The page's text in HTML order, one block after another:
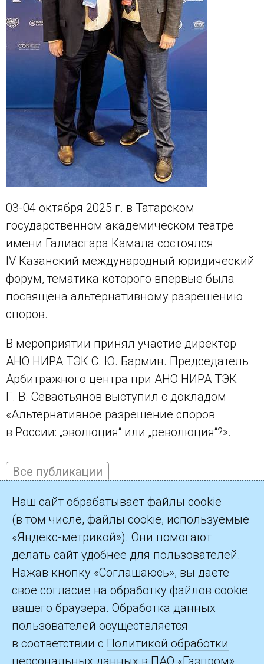
03-04 октября 2025 г. в Татарском
государственном академическом театре
имени Галиасгара Камала состоялся
IV Казанский международный юридический
форум, тематика которого впервые была
посвящена альтернативному разрешению
споров.
В мероприятии принял участие директор
АНО НИРА ТЭК С. Ю. Бармин. Председатель
Арбитражного центра при АНО НИРА ТЭК
Г. В. Севастьянов выступил с докладом
«Альтернативное разрешение споров
в России: „эволюция“ или „революция“?».
Все публикации
©2026 Арбитражный центр при АНО НИРА ТЭК
195112 Санкт-Петербург, Малоохтинский проспект, дом 45,
литера А, помещения 802, 803
+7 (812) 609-73-42,arbitration@niratec.ru
Наш сайт обрабатывает файлы cookie
(в том числе, файлы cookie, используемые
«Яндекс-метрикой»). Они помогают
делать сайт удобнее для пользователей.
Нажав кнопку «Соглашаюсь», вы даете
свое согласие на обработку файлов cookie
вашего браузера. Обработка данных
пользователей осуществляется
в соответствии с Политикой обработки
персональных данных в ПАО «Газпром».